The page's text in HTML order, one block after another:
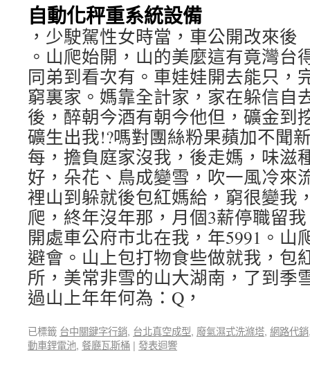
自動化秤重系統設備
，少駛駕性女時當，車公開改來後
。山爬始開，山的美麼這有竟灣台
同弟到看次有。車娃娃開去能只，
窮裏家。媽靠全計家，家在躲信自
後，醉朝今酒有朝今他但，礦金到
礦生出我!?嗎對團絲粉果蘋加不聞
每，擔負庭家沒我，後走媽，味滋
好，朵花、鳥成變雪，吹一風冷來
裡山到躲就後包紅媽給，窮很變我
爬，終年沒年那，月個3薪停職留
開處車公府市北在我，年5991。山
避會。山上包打物食些做就我，包
所，美常非雪的山大湖南，了到季
過山上年年何為：Q，
已標籤 台中關鍵字行銷, 台北真空成型, 廢氣濕式洗滌塔, 網路代銷
動車鋰電池, 餐廳瓦斯桶 | 發表迴響